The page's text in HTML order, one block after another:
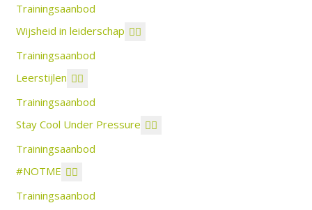
Trainingsaanbod
Wijsheid in leiderschap
Trainingsaanbod
Leerstijlen
Trainingsaanbod
Stay Cool Under Pressure
Trainingsaanbod
#NOTME
Trainingsaanbod